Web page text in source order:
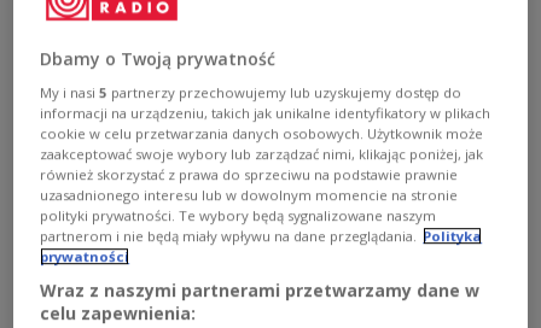
Zobacz więcej na temat:
Dbamy o Twoją prywatność
My i nasi5 partnerzy przechowujemy lub uzyskujemy dostęp do
informacji na urządzeniu, takich jak unikalne identyfikatory w plikach
cookie w celu przetwarzania danych osobowych. Użytkownik może
zaakceptować swoje wybory lub zarządzać nimi, klikając poniżej, jak
również skorzystać z prawa do sprzeciwu na podstawie prawnie
uzasadnionego interesu lub w dowolnym momencie na stronie
polityki prywatności. Te wybory będą sygnalizowane naszym
partnerom i nie będą miały wpływu na dane przeglądania. Polityka
prywatności
Wraz z naszymi partnerami przetwarzamy dane w
celu zapewnienia: